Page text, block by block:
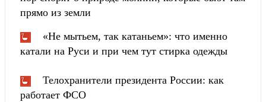
прямо из земли
«Не мытьем, так катаньем»: что именно
катали на Руси и при чем тут стирка одежды
Телохранители президента России: как
работает ФСО